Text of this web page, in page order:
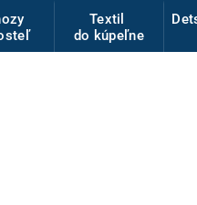
Textil
do kúpeľne